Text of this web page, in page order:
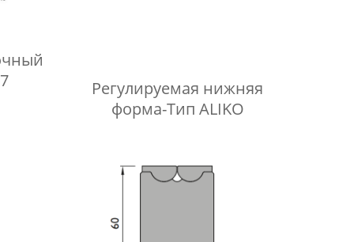
Регулируемая нижняя
форма-Тип АLIKO